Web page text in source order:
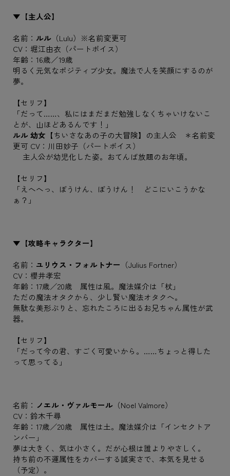
▼【主人公】
名前： ルル （Lulu）※名前変更可
CV：堀江由衣（パートボイス）
年齢：16歳／19歳
明るく元気なポジティブ少女。魔法で人を笑顔にするのが
夢。
【セリフ】
「だって……、私にはまだまだ勉強しなくちゃいけないこ
とが、山ほどあるんです！」
ルル 幼女 【ちいさなあの子の大冒険】の主人公 ＊名前変
更可 CV：川田妙子（パートボイス）
主人公が幼児化した姿。おてんば放題のお年頃。
【セリフ】
「えへへっ、ぼうけん、ぼうけん！ どこにいこうかな
ぁ？」
▼【攻略キャラクター】
名前： ユリウス・フォルトナー （Julius Fortner）
CV：櫻井孝宏
年齢：17歳／20歳 属性は風。魔法媒介は「杖」
ただの魔法オタクから、少し賢い魔法オタクへ。
無駄な美形ぶりと、忘れたころに出るお兄ちゃん属性が武
器。
【セリフ】
「だって今の君、すごく可愛いから。……ちょっと得した
って思ってる」
名前： ノエル・ヴァルモール （Noel Valmore）
CV：鈴木千尋
年齢：17歳／20歳 属性は土。魔法媒介は「インセクトア
ンバー」
夢は大きく、気は小さく。だが心根は誰よりやさしく。
持ち前の不運属性をカバーする誠実さで、本気を見せる
（予定）。